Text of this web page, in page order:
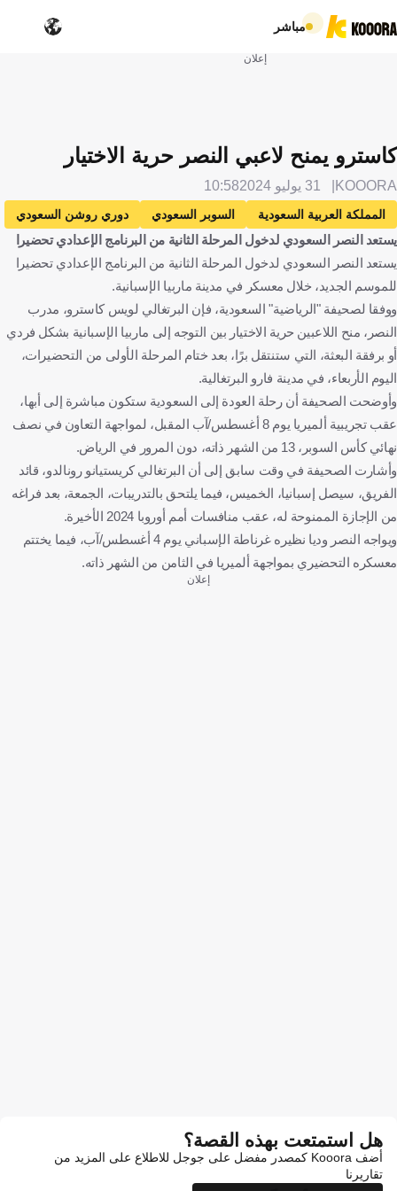
مباشر
إعلان
كاسترو يمنح لاعبي النصر حرية الاختيار
KOOORA 31 يوليو 2024 10:58
المملكة العربية السعودية السوبر السعودي
دوري روشن السعودي
النصر
الرائد ألميريا إسبانيا
لويس كاسترو
البرتغال
كرة قدم
يستعد النصر السعودي لدخول المرحلة الثانية من البرنامج الإعدادي تحضيرا
يستعد النصر السعودي لدخول المرحلة الثانية من البرنامج الإعدادي تحضيرا
للموسم الجديد، خلال معسكر في مدينة ماربيا الإسبانية.
ووفقا لصحيفة "الرياضية" السعودية، فإن البرتغالي لويس كاسترو، مدرب
النصر، منح اللاعبين حرية الاختيار بين التوجه إلى ماربيا الإسبانية بشكل فردي
أو برفقة البعثة، التي ستنتقل برًا، بعد ختام المرحلة الأولى من التحضيرات،
اليوم الأربعاء، في مدينة فارو البرتغالية.
وأوضحت الصحيفة أن رحلة العودة إلى السعودية ستكون مباشرة إلى أبها،
عقب تجريبية ألميريا يوم 8 أغسطس/آب المقبل، لمواجهة التعاون في نصف
نهائي كأس السوبر، 13 من الشهر ذاته، دون المرور في الرياض.
وأشارت الصحيفة في وقت سابق إلى أن البرتغالي كريستيانو رونالدو، قائد
الفريق، سيصل إسبانيا، الخميس، فيما يلتحق بالتدريبات، الجمعة، بعد فراغه
من الإجازة الممنوحة له، عقب منافسات أمم أوروبا 2024 الأخيرة.
ويواجه النصر وديا نظيره غرناطة الإسباني يوم 4 أغسطس/آب، فيما يختتم
معسكره التحضيري بمواجهة ألميريا في الثامن من الشهر ذاته.
إعلان
هل استمتعت بهذه القصة؟
أضف Kooora كمصدر مفضل على جوجل للاطلاع على المزيد من
تقاريرنا